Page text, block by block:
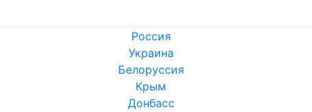
Россия
Украина
Белоруссия
Крым
Донбасс